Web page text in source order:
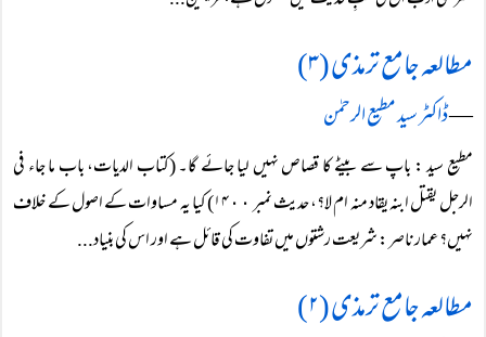
مطالعہ جامع ترمذی (۳)
―ڈاکٹر سید مطیع الرحمٰن
مطیع سید : باپ سے بیٹے کا قصاص نہیں لیا جائے گا۔ (کتاب الدیات، باب ما جاء فی
الرجل یقتل ابنہ یقاد منہ ام لا؟، حدیث نمبر ۱۴٠٠) کیا یہ مساوات کے اصول کے خلاف
نہیں؟ عمار ناصر: شریعت رشتوں میں تفاوت کی قائل ہے اور اس کی بنیاد...
مطالعہ جامع ترمذی (۲)